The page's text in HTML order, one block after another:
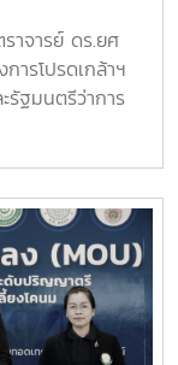
าจารย์ ดร.ยศ
ารโปรดเกล้าฯ
รัฐมนตรีว่าการ